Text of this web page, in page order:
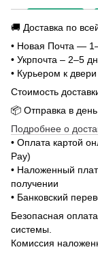
🚚 Доставка по
• Новая Почта —
• Укрпочта – 2–5
• Курьером к
Стоимость
📦 Отправка в
Подробнее о
• Оплата картой
Pay)
• Наложенный
получении
• Банковский
Безопасная
системы.
Комиссия